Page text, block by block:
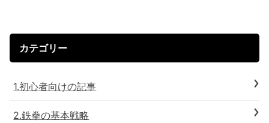
カテゴリー
1.初心者向けの記事
2.鉄拳の基本戦略